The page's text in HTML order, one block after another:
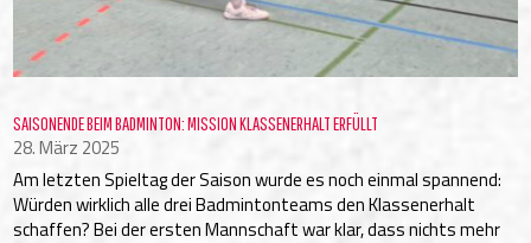
SAISONENDE BEIM BADMINTON: MISSION KLASSENERHALT ERFÜLLT
28. März 2025
Am letzten Spieltag der Saison wurde es noch einmal spannend:
Würden wirklich alle drei Badmintonteams den Klassenerhalt
schaffen? Bei der ersten Mannschaft war klar, dass nichts mehr